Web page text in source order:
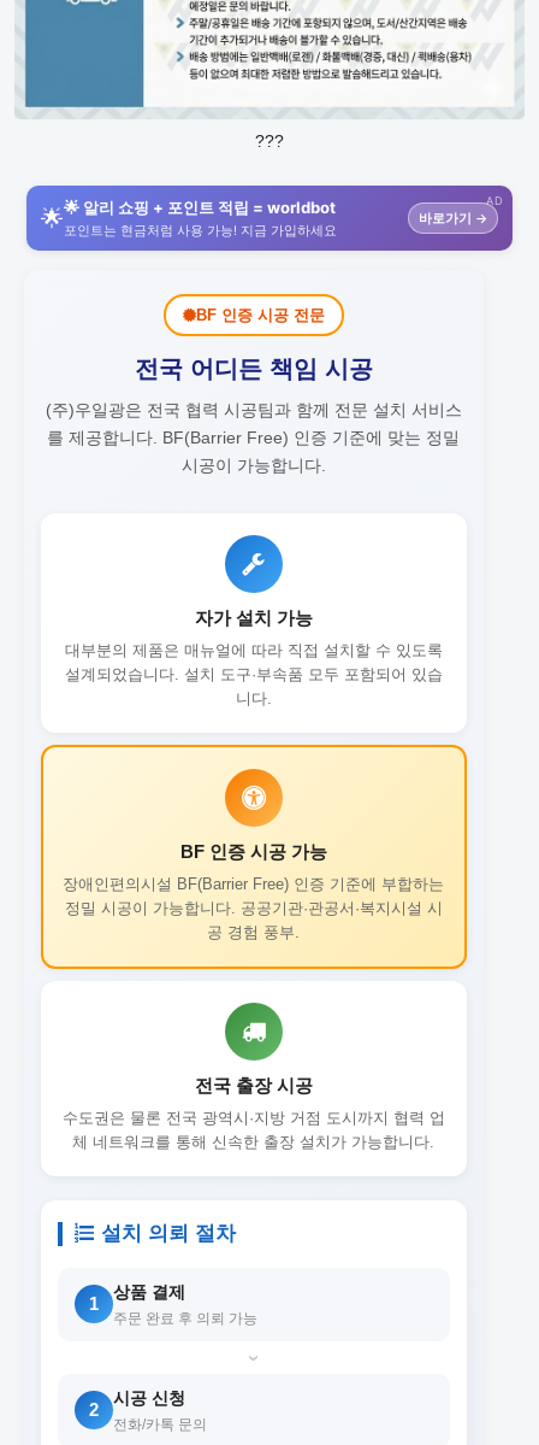
???
AD
🌟🌟 알리 쇼핑 + 포인트 적립 = worldbot
포인트는 현금처럼 사용 가능! 지금 가입하세요
바로가기 →
BF 인증 시공 전문
전국 어디든 책임 시공
(주)우일광은 전국 협력 시공팀과 함께 전문 설치 서비스
를 제공합니다.
BF(Barrier Free) 인증 기준에 맞는 정밀
시공이 가능합니다.
자가 설치 가능
대부분의 제품은 매뉴얼에 따라 직접 설치할 수 있도록
설계되었습니다. 설치 도구·부속품 모두 포함되어 있습
니다.
BF 인증 시공 가능
장애인편의시설 BF(Barrier Free) 인증 기준에 부합하는
정밀 시공이 가능합니다. 공공기관·관공서·복지시설 시
공 경험 풍부.
전국 출장 시공
수도권은 물론 전국 광역시·지방 거점 도시까지 협력 업
체 네트워크를 통해 신속한 출장 설치가 가능합니다.
설치 의뢰 절차
1
상품 결제
주문 완료 후 의뢰 가능
›
2
시공 신청
전화/카톡 문의